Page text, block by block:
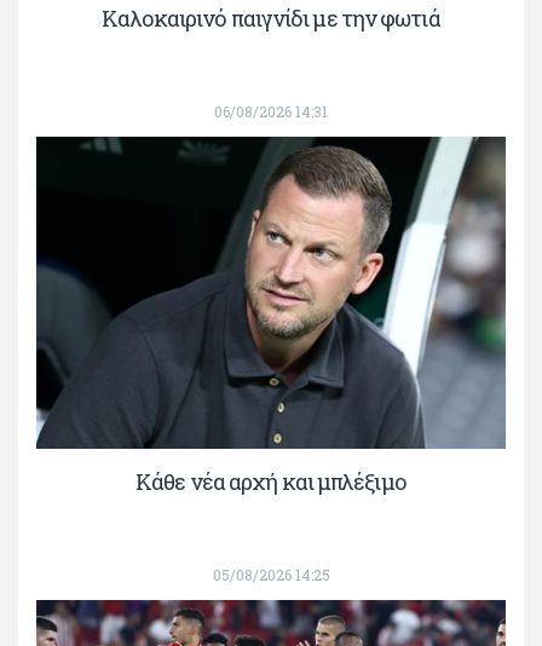
Καλοκαιρινό παιγνίδι με την φωτιά
06/08/2026 14:31
Κάθε νέα αρχή και μπλέξιμο
05/08/2026 14:25